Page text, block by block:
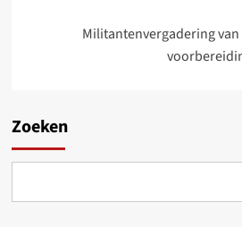
Militantenvergadering van
Zoeken